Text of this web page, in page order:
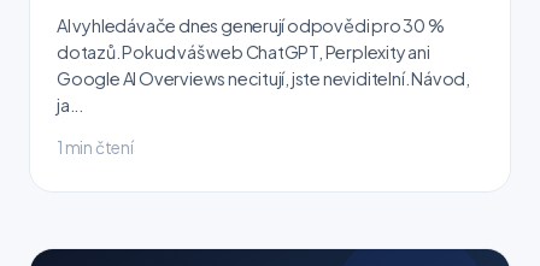
AI vyhledávače dnes generují odpovědi pro 30 %
dotazů. Pokud váš web ChatGPT, Perplexity ani
Google AI Overviews necitují, jste neviditelní. Návod,
ja...
1 min čtení